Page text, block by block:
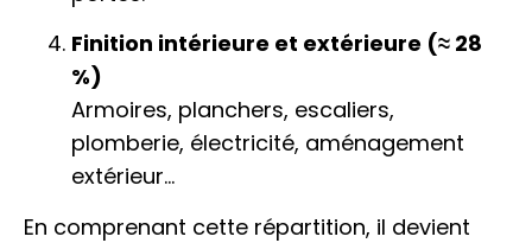
Finition intérieure et extérieure (≈ 28
%)
Armoires, planchers, escaliers,
plomberie, électricité, aménagement
extérieur…
En comprenant cette répartition, il devient